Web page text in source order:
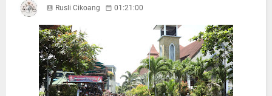
Rusli Cikoang 01:21:00